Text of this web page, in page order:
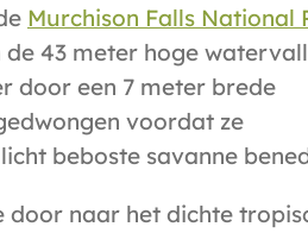
Murchison Falls National
de 43 meter hoge
door een 7 meter brede
voordat ze
beboste savanne
door naar het dichte